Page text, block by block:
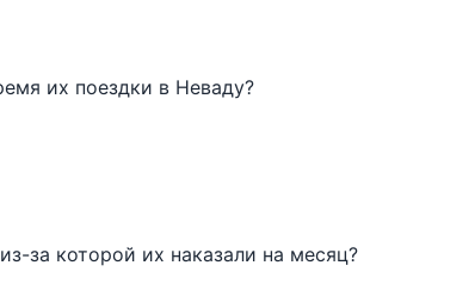
их поездки в Неваду?
за которой их наказали на месяц?